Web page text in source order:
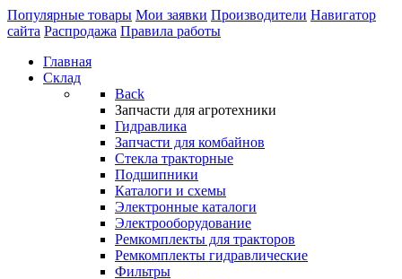
Популярные товары Мои заявки Производители Навигатор
сайта Распродажа Правила работы
Главная
Склад
Back
Запчасти для агротехники
Гидравлика
Запчасти для комбайнов
Стекла тракторные
Подшипники
Каталоги и схемы
Электронные каталоги
Электрооборудование
Ремкомплекты для тракторов
Ремкомплекты гидравлические
Фильтры